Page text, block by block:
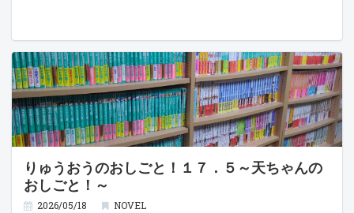
りゅうおうのおしごと！１７．５～天ちゃんの
おしごと！～
2026/05/18
NOVEL